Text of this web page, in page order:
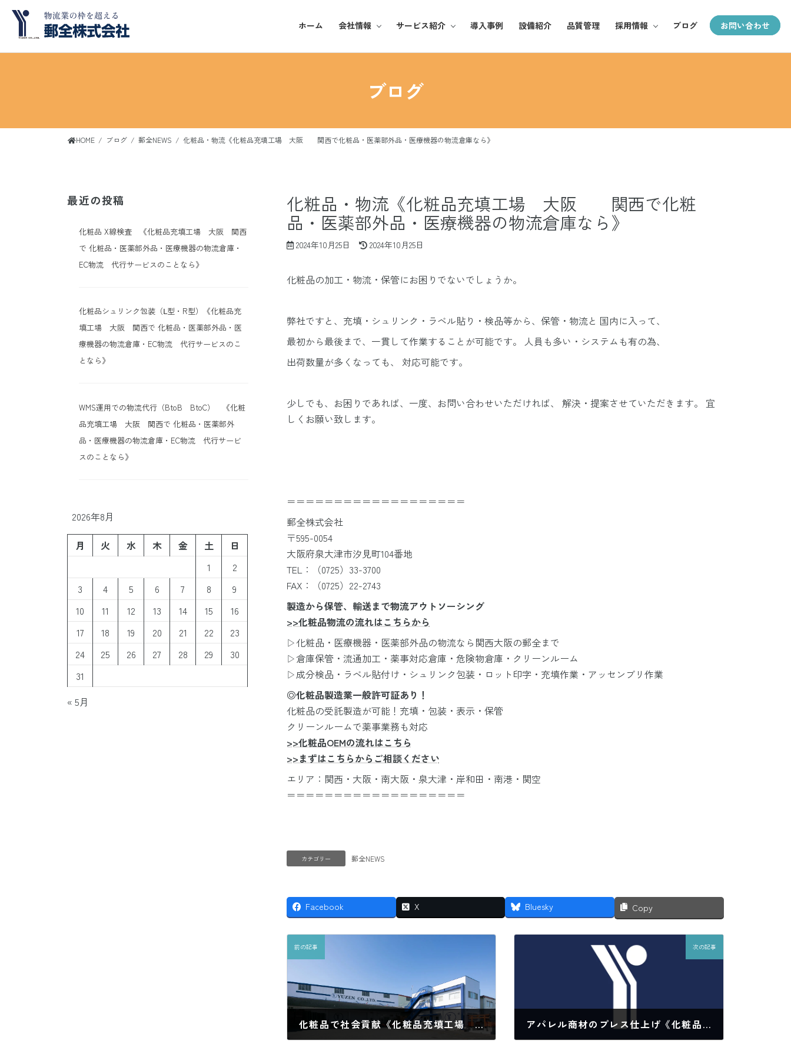
ン
ー
ホーム 会社情報
企業概要
サービス紹介
アパレル
雑貨・日用品
導入事例 設備紹介 品質管理 採用情報
お仕事紹介
ブログ お問い合わせ
ブログ
HOME ブログ 郵全NEWS 化粧品・物流《化粧品充填工場 大阪 関西で化粧品・医薬部外品・医療機器の物流倉庫なら》
化粧品・物流《化粧品充填工場 大阪 関西で化粧
品・医薬部外品・医療機器の物流倉庫なら》
2024年10月25日
最
更
時
2024年10月25日
化粧品の加工・物流・保管にお困りでないでしょうか。
弊社ですと、充填・シュリンク・ラベル貼り・検品等から、保管・物流と 国内に入って、
最初から最後まで、一貫して作業することが可能です。 人員も多い・システムも有の為、
出荷数量が多くなっても、 対応可能です。
少しでも、お困りであれば、一度、お問い合わせいただければ、 解決・提案させていただきます。 宜
しくお願い致します。
＝＝＝＝＝＝＝＝＝＝＝＝＝＝＝＝＝＝＝
郵全株式会社
〒595-0054
大阪府泉大津市汐見町104番地
TEL：（0725）33-3700
FAX：（0725）22-2743
製造から保管、輸送まで物流アウトソーシング
>>化粧品物流の流れはこちらから
▷化粧品・医療機器・医薬部外品の物流なら関西大阪の郵全まで
▷倉庫保管・流通加工・薬事対応倉庫・危険物倉庫・クリーンルーム
▷成分検品・ラベル貼付け・シュリンク包装・ロット印字・充填作業・アッセンブリ作業
◎化粧品製造業一般許可証あり！
化粧品の受託製造が可能！充填・包装・表示・保管
クリーンルームで薬事業務も対応
>>化粧品OEMの流れはこちら
>>まずはこちらからご相談ください
エリア：関西・大阪・南大阪・泉大津・岸和田・南港・関空
＝＝＝＝＝＝＝＝＝＝＝＝＝＝＝＝＝＝＝
カテゴリー 郵全NEWS
Facebook X Bluesky Copy
前の記事
化粧品で社会貢献《化粧品充填工場 大阪 関西で化粧品・医薬部外品・医療機器の物流倉庫なら》
次の記事
アパレル商材のプレス仕上げ《化粧品充填工場 大阪 関西で化粧品・医薬部外品・医療機器の物流倉庫なら》
最近の投稿
化粧品 X線検査 《化粧品充填工場 大阪 関西
で 化粧品・医薬部外品・医療機器の物流倉庫・
EC物流 代行サービスのことなら》
化粧品シュリンク包装（Ⅼ型・R型）《化粧品充
填工場 大阪 関西で 化粧品・医薬部外品・医
療機器の物流倉庫・EC物流 代行サービスのこ
となら》
WMS運用での物流代行（BtoB BtoC） 《化粧
品充填工場 大阪 関西で 化粧品・医薬部外
品・医療機器の物流倉庫・EC物流 代行サービ
スのことなら》
2026年8月
月 火 水 木 金 土
日
1
2
3
4 5 6 7 8
9
10
11 12 13 14 15
16
17
18 19 20 21 22
23
24
25 26 27 28 29
30
31
« 5月